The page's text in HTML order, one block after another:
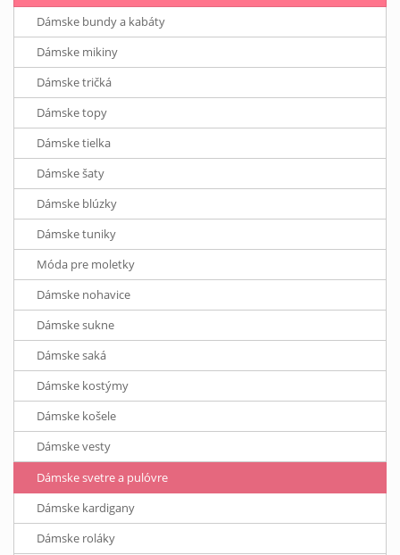
Dámske bundy a kabáty
Dámske mikiny
Dámske tričká
Dámske topy
Dámske tielka
Dámske šaty
Dámske blúzky
Dámske tuniky
Móda pre moletky
Dámske nohavice
Dámske sukne
Dámske saká
Dámske kostýmy
Dámske košele
Dámske vesty
Dámske svetre a pulóvre
Dámske kardigany
Dámske roláky